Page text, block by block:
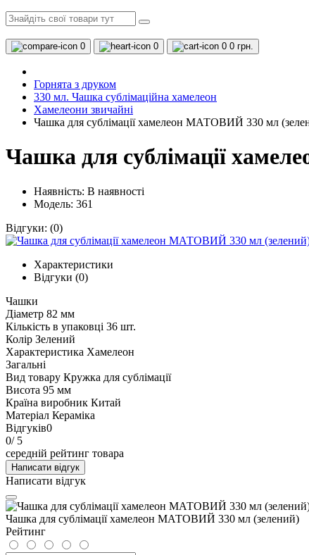
0 0 0 0 грн.
Горнята з друком
330 мл. Чашка сублімаційна хамелеон
Хамелеони звичайні
Чашка для сублімації хамелеон МАТОВИЙ 330 мл
Чашка для сублімації
Наявність: В наявності
Модель: 361
Відгуки: (0)
Характеристики
Відгуки (0)
Чашки
Діаметр 82 мм
Кількість в упаковці 36 шт.
Колір Зелений
Характеристика Хамелеон
Загальні
Вид товару Кружка для сублімації
Висота 95 мм
Країна виробник Китай
Матеріал Кераміка
Відгуків0
0/ 5
середній рейтинг товара
Написати відгук
Написати відгук
Чашка для сублімації хамелеон МАТОВИЙ 330 мл (зелений)
Рейтинг